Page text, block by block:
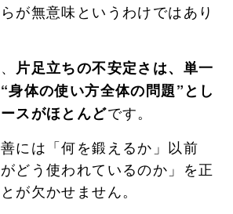
が無意味というわけではあり
片足立ちの不安定さは、単一
身体の使い方全体の問題”とし
スがほとんどです。
には「何を鍛えるか」以前
どう使われているのか」を正
が欠かせません。